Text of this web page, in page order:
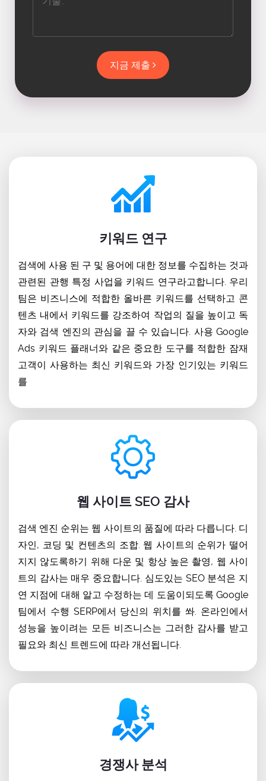
지금 제출
키워드 연구
검색에 사용 된 구 및 용어에 대한 정보를 수집하는 것과
관련된 관행 특정 사업을 키워드 연구라고합니다. 우리
팀은 비즈니스에 적합한 올바른 키워드를 선택하고 콘
텐츠 내에서 키워드를 강조하여 작업의 질을 높이고 독
자와 검색 엔진의 관심을 끌 수 있습니다. 사용 Google
Ads 키워드 플래너와 같은 중요한 도구를 적합한 잠재
고객이 사용하는 최신 키워드와 가장 인기있는 키워드
를
웹 사이트 SEO 감사
검색 엔진 순위는 웹 사이트의 품질에 따라 다릅니다. 디
자인, 코딩 및 컨텐츠의 조합. 웹 사이트의 순위가 떨어
지지 않도록하기 위해 다운 및 항상 높은 촬영, 웹 사이
트의 감사는 매우 중요합니다. 심도있는 SEO 분석은 지
연 지점에 대해 알고 수정하는 데 도움이되도록 Google
팀에서 수행 SERP에서 당신의 위치를 ​​쏴. 온라인에서
성능을 높이려는 모든 비즈니스는 그러한 감사를 받고
필요와 최신 트렌드에 따라 개선됩니다.
경쟁사 분석